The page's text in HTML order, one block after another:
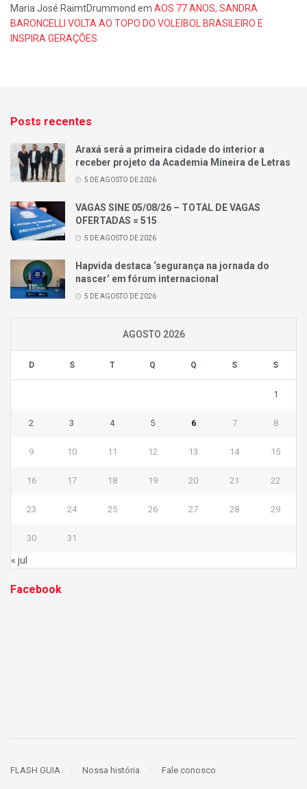
Maria José RaimtDrummond em AOS 77 ANOS, SANDRA
BARONCELLI VOLTA AO TOPO DO VOLEIBOL BRASILEIRO E
INSPIRA GERAÇÕES
Posts recentes
Araxá será a primeira cidade do interior a
receber projeto da Academia Mineira de Letras
5 DE AGOSTO DE 2026
VAGAS SINE 05/08/26 – TOTAL DE VAGAS
OFERTADAS = 515
5 DE AGOSTO DE 2026
Hapvida destaca ‘segurança na jornada do
nascer’ em fórum internacional
5 DE AGOSTO DE 2026
AGOSTO 2026
D S T Q Q S S
1
2 3 4 5 6 7 8
9 10 11 12 13 14 15
16 17 18 19 20 21 22
23 24 25 26 27 28 29
30 31
« jul
Facebook
FLASH GUIA Nossa história Fale conosco